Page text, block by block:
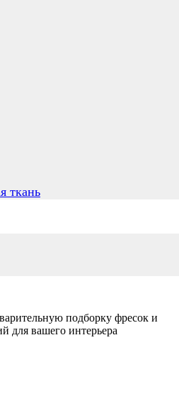
ткань
подборку фресок и
для вашего интерьера